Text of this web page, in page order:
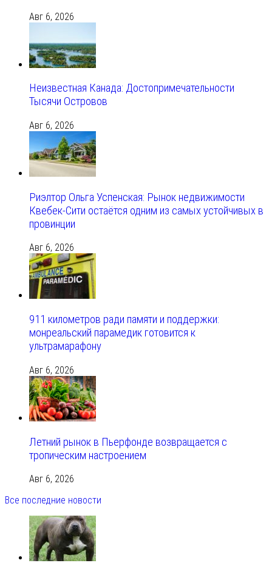
Авг 6, 2026
Неизвестная Канада: Достопримечательности
Тысячи Островов
Авг 6, 2026
Риэлтор Ольга Успенская: Рынок недвижимости
Квебек-Сити остаётся одним из самых устойчивых в
провинции
Авг 6, 2026
911 километров ради памяти и поддержки:
монреальский парамедик готовится к
ультрамарафону
Авг 6, 2026
Летний рынок в Пьерфонде возвращается с
тропическим настроением
Авг 6, 2026
Все последние новости